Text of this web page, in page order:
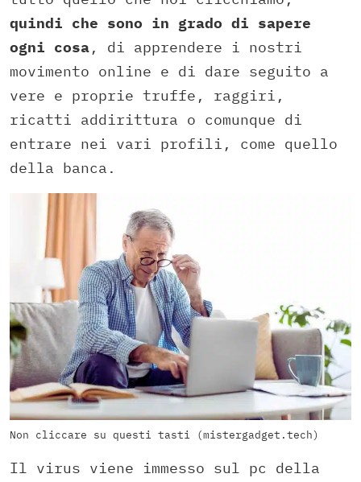
quindi che sono in grado di sapere
ogni cosa, di apprendere i nostri
movimento online e di dare seguito a
vere e proprie truffe, raggiri,
ricatti addirittura o comunque di
entrare nei vari profili, come quello
della banca.
Non cliccare su questi tasti (mistergadget.tech)
Il virus viene immesso sul pc della